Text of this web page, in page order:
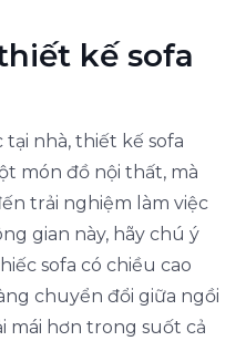
kế sofa
nhà, thiết kế sofa
món đồ nội thất, mà
trải nghiệm làm việc
gian này, hãy chú ý
sofa có chiều cao
chuyển đổi giữa ngồi
mái hơn trong suốt cả